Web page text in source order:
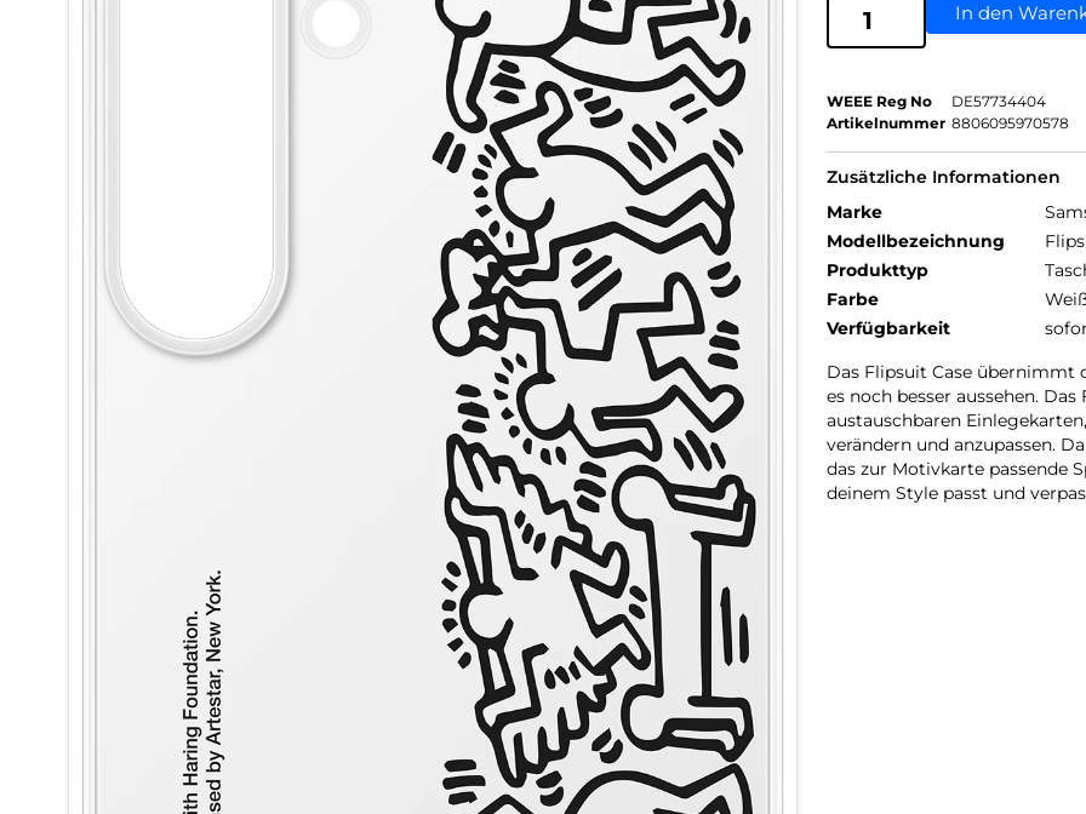
In den
WEEE Reg No
DE57734404
Artikelnummer 8806095970578
Zusätzliche Informationen
Marke
Modellbezeichnung
Produkttyp
Farbe
Verfügbarkeit
Das Flipsuit Case übernimmt
es noch besser aussehen.
austauschbaren
verändern und anzupassen.
das zur Motivkarte passende
deinem Style passt und